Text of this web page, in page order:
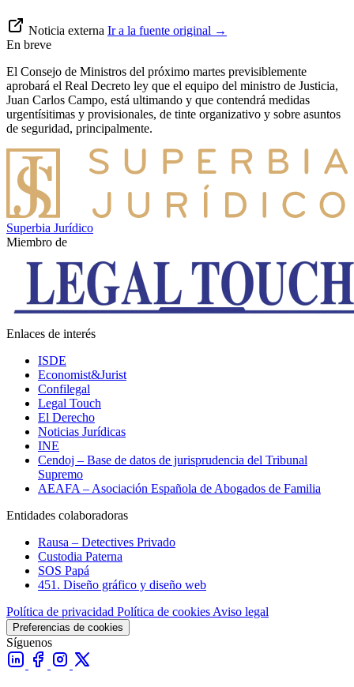
Noticia externa Ir a la fuente original →
En breve
El Consejo de Ministros del próximo martes previsiblemente
aprobará el Real Decreto ley que el equipo del ministro de Justicia,
Juan Carlos Campo, está ultimando y que contendrá medidas
urgentísitimas y provisionales, de tinte organizativo y sobre asuntos
de seguridad, principalmente.
Superbia Jurídico
Miembro de
Enlaces de interés
ISDE
Economist&Jurist
Confilegal
Legal Touch
El Derecho
Noticias Jurídicas
INE
Cendoj – Base de datos de jurisprudencia del Tribunal
Supremo
AEAFA – Asociación Española de Abogados de Familia
Entidades colaboradoras
Rausa – Detectives Privado
Custodia Paterna
SOS Papá
451. Diseño gráfico y diseño web
Política de privacidad Política de cookies Aviso legal
Preferencias de cookies
Síguenos